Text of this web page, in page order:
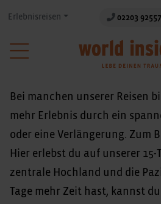
Erlebnisreisen 02203
Bei manchen unserer Reisen
mehr Erlebnis durch ein
oder eine Verlängerung. Zum
Hier erlebst du auf unserer 15-
zentrale Hochland und die
Tage mehr Zeit hast, kannst